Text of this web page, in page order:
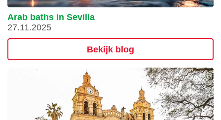
Arab baths in Sevilla
27.11.2025
Bekijk blog